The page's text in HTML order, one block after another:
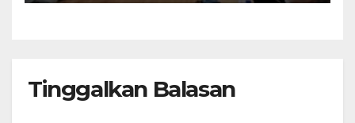
Tinggalkan Balasan